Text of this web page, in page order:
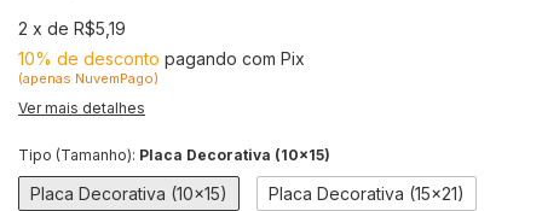
2 x de R$5,19
10% de desconto pagando com Pix
(apenas NuvemPago)
Ver mais detalhes
Tipo (Tamanho): Placa Decorativa (10x15)
Placa Decorativa (10x15) Placa Decorativa (15x21)